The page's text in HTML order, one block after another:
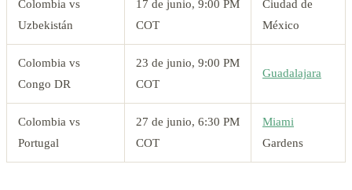
Colombia vs
Uzbekistán
17 de junio, 9:00 PM
COT
Ciudad de
México
Colombia vs
Congo DR
23 de junio, 9:00 PM
COT
Guadalajara
Colombia vs
Portugal
27 de junio, 6:30 PM
COT
Miami
Gardens